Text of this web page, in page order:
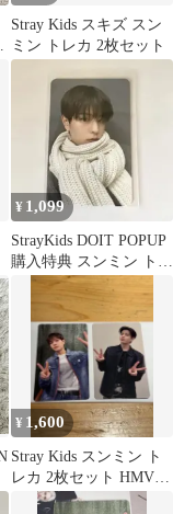
Stray Kids スキズ スン
ミン トレカ 2枚セット
¥ 1,099
StrayKids DOIT POPUP
購入特典 スンミン トレ
¥ 1,600
Stray Kids スンミン ト
レカ 2枚セット HMV
ラキドロ X Y